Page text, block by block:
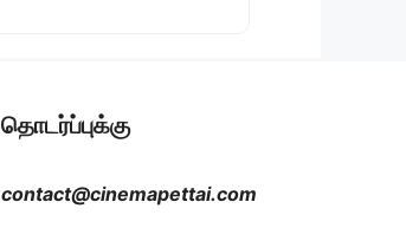
தொடர்ப்புக்கு
contact@cinemapettai.com